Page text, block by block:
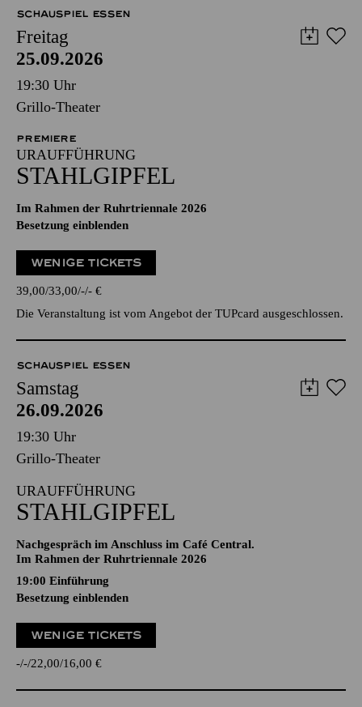
SCHAUSPIEL ESSEN
Freitag
25.09.2026
19:30 Uhr
Grillo-Theater
PREMIERE
URAUFFÜHRUNG
STAHLGIPFEL
Im Rahmen der Ruhrtriennale 2026
Besetzung einblenden
WENIGE TICKETS
39,00 33,00 - - €
Die Veranstaltung ist vom Angebot der TUPcard ausgeschlossen.
SCHAUSPIEL ESSEN
Samstag
26.09.2026
19:30 Uhr
Grillo-Theater
URAUFFÜHRUNG
STAHLGIPFEL
Nachgespräch im Anschluss im Café Central.
Im Rahmen der Ruhrtriennale 2026
19:00 Einführung
Besetzung einblenden
WENIGE TICKETS
- - 22,00 16,00 €